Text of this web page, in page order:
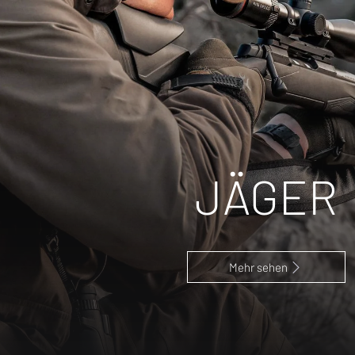
JÄGER
Mehr sehen